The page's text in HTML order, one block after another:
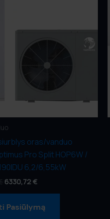
oras/vanduo
Pro Split HOP6W /
6,2/6,55kW
6330,72 €
Pasiūlymą